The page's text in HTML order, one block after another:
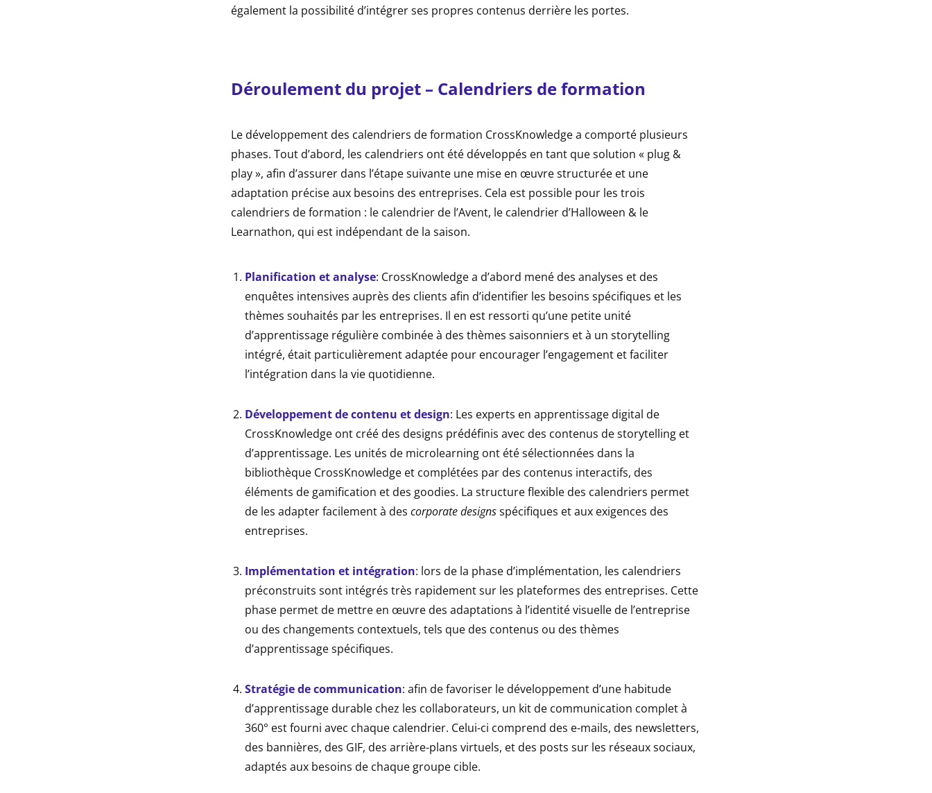
également la possibilité d’intégrer ses propres contenus derrière les portes.
Déroulement du projet – Calendriers de formation
Le développement des calendriers de formation CrossKnowledge a comporté plusieurs
phases. Tout d’abord, les calendriers ont été développés en tant que solution « plug &
play », afin d’assurer dans l’étape suivante une mise en œuvre structurée et une
adaptation précise aux besoins des entreprises. Cela est possible pour les trois
calendriers de formation : le calendrier de l’Avent, le calendrier d’Halloween & le
Learnathon, qui est indépendant de la saison.
Planification et analyse: CrossKnowledge a d’abord mené des analyses et des
enquêtes intensives auprès des clients afin d’identifier les besoins spécifiques et les
thèmes souhaités par les entreprises. Il en est ressorti qu’une petite unité
d’apprentissage régulière combinée à des thèmes saisonniers et à un storytelling
intégré, était particulièrement adaptée pour encourager l’engagement et faciliter
l’intégration dans la vie quotidienne.
Développement de contenu et design: Les experts en apprentissage digital de
CrossKnowledge ont créé des designs prédéfinis avec des contenus de storytelling et
d’apprentissage. Les unités de microlearning ont été sélectionnées dans la
bibliothèque CrossKnowledge et complétées par des contenus interactifs, des
éléments de gamification et des goodies. La structure flexible des calendriers permet
de les adapter facilement à des corporate designsspécifiques et aux exigences des
entreprises.
Implémentation et intégration: lors de la phase d’implémentation, les calendriers
préconstruits sont intégrés très rapidement sur les plateformes des entreprises. Cette
phase permet de mettre en œuvre des adaptations à l’identité visuelle de l’entreprise
ou des changements contextuels, tels que des contenus ou des thèmes
d’apprentissage spécifiques.
Stratégie de communication: afin de favoriser le développement d’une habitude
d’apprentissage durable chez les collaborateurs, un kit de communication complet à
360° est fourni avec chaque calendrier. Celui-ci comprend des e-mails, des newsletters,
des bannières, des GIF, des arrière-plans virtuels, et des posts sur les réseaux sociaux,
adaptés aux besoins de chaque groupe cible.